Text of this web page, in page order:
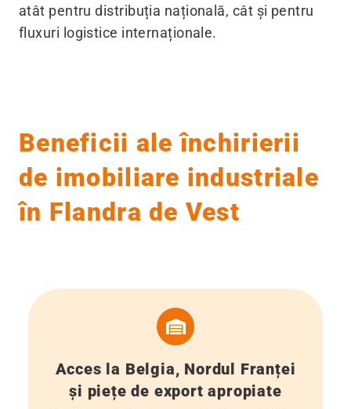
atât pentru distribuția națională, cât și pentru
fluxuri logistice internaționale.
Beneficii ale închirierii
de imobiliare industriale
în Flandra de Vest
Acces la Belgia, Nordul Franței
și piețe de export apropiate